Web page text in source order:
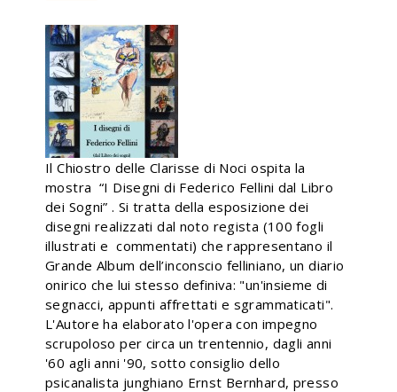
Il Chiostro delle Clarisse di Noci ospita la
mostra “I Disegni di Federico Fellini dal Libro
dei Sogni” . Si tratta della esposizione dei
disegni realizzati dal noto regista (100 fogli
illustrati e commentati) che rappresentano il
Grande Album dell’inconscio felliniano, un diario
onirico che lui stesso definiva: "un'insieme di
segnacci, appunti affrettati e sgrammaticati".
L'Autore ha elaborato l'opera con impegno
scrupoloso per circa un trentennio, dagli anni
'60 agli anni '90, sotto consiglio dello
psicanalista junghiano Ernst Bernhard, presso